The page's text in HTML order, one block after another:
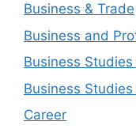
Business & Trade
Business and
Business Studies
Business
Career